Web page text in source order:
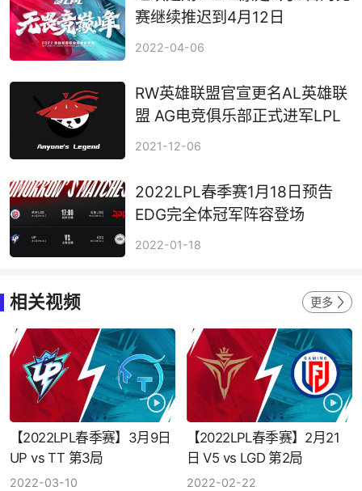
赛继续推迟到4月12日
2022-04-06
RW英雄联盟官宣更名AL英雄联
盟 AG电竞俱乐部正式进军LPL
2021-12-06
2022LPL春季赛1月18日预告
EDG完全体冠军阵容登场
2022-01-18
相关视频 更多
【2022LPL春季赛】3月9日
UP vs TT 第3局
2022-03-10
【2022LPL春季赛】2月21
日 V5 vs LGD 第2局
2022-02-22